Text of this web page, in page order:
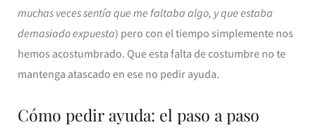
muchas veces sentía que me faltaba algo, y que estaba
demasiado expuesta) pero con el tiempo simplemente nos
hemos acostumbrado. Que esta falta de costumbre no te
mantenga atascado en ese no pedir ayuda.
Cómo pedir ayuda: el paso a paso